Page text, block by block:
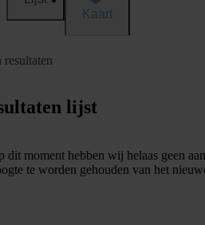
Kaart
resultaten
lijst
dit moment hebben wij helaas geen
te worden gehouden van het